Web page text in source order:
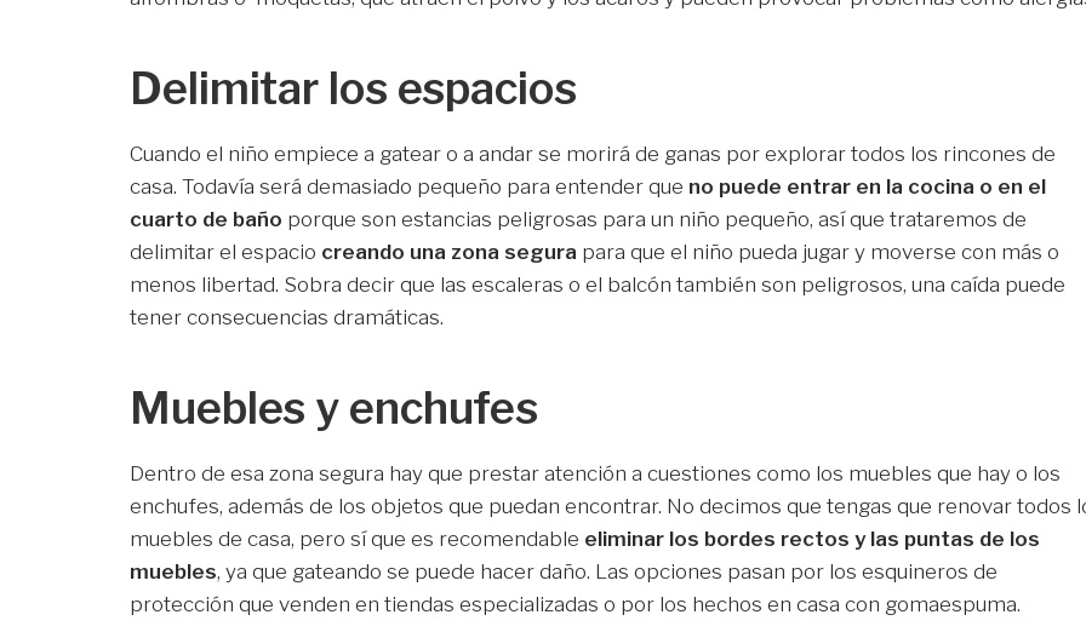
Delimitar los espacios
Cuando el niño empiece a gatear o a andar se morirá de ganas por explorar todos los rincones de
casa. Todavía será demasiado pequeño para entender que no puede entrar en la cocina o en el
cuarto de baño porque son estancias peligrosas para un niño pequeño, así que trataremos de
delimitar el espacio creando una zona segura para que el niño pueda jugar y moverse con más o
menos libertad. Sobra decir que las escaleras o el balcón también son peligrosos, una caída puede
tener consecuencias dramáticas.
Muebles y enchufes
Dentro de esa zona segura hay que prestar atención a cuestiones como los muebles que hay o los
enchufes, además de los objetos que puedan encontrar. No decimos que tengas que renovar todos
muebles de casa, pero sí que es recomendable eliminar los bordes rectos y las puntas de los
muebles, ya que gateando se puede hacer daño. Las opciones pasan por los esquineros de
protección que venden en tiendas especializadas o por los hechos en casa con gomaespuma.